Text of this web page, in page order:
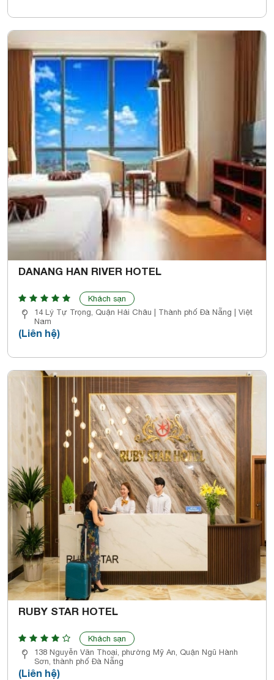
DANANG HAN RIVER HOTEL
Khách sạn
14 Lý Tự Trọng, Quận Hải Châu | Thành phố Đà Nẵng | Việt
Nam
(Liên hệ)
RUBY STAR HOTEL
Khách sạn
138 Nguyễn Văn Thoại, phường Mỹ An, Quận Ngũ Hành
Sơn, thành phố Đà Nẵng
(Liên hệ)